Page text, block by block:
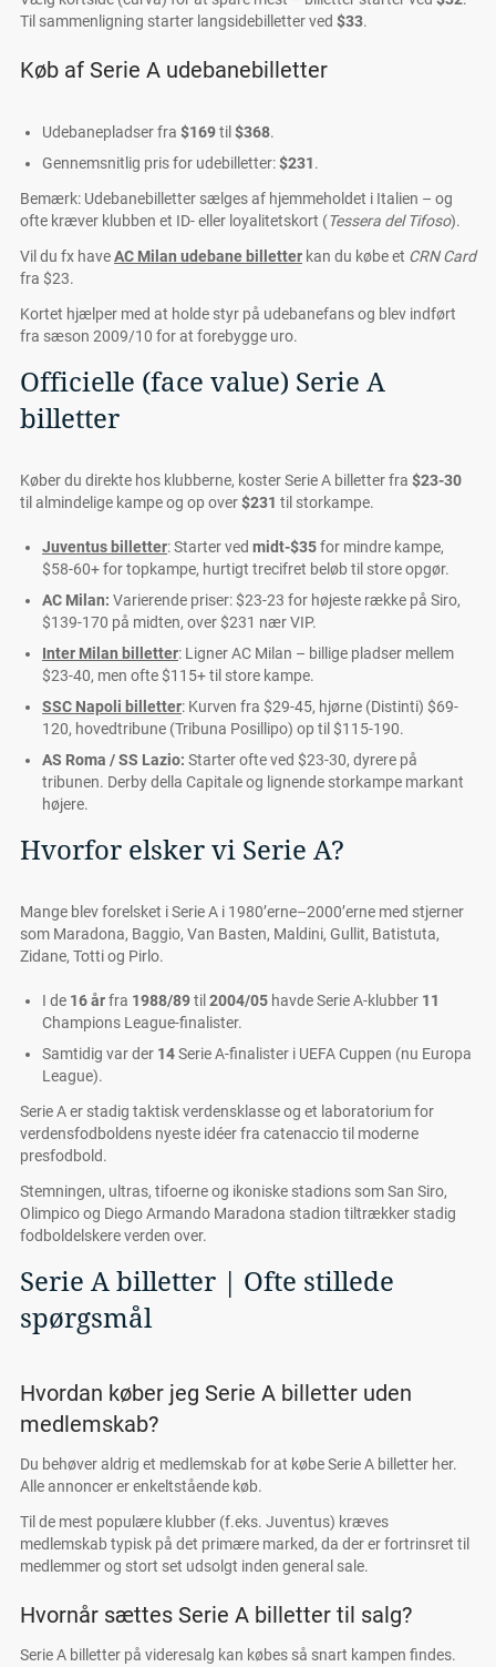
Til sammenligning starter langsidebilletter ved $33.
Køb af Serie A udebanebilletter
Udebanepladser fra $169til $368.
Gennemsnitlig pris for udebilletter:$231.
Bemærk: Udebanebilletter sælges af hjemmeholdet i Italien – og
ofte kræver klubben et ID- eller loyalitetskort (Tessera del Tifoso).
Vil du fx haveAC Milan udebane billetter kan du købe et CRN Card
fra $23.
Kortet hjælper med at holde styr på udebanefans og blev indført
fra sæson 2009/10 for at forebygge uro.
Officielle (face value) Serie A
billetter
Køber du direkte hos klubberne, koster Serie A billetter fra $23-30
til almindelige kampe og op over$231 til storkampe.
Juventus billetter: Starter ved midt-$35for mindre kampe,
$58-60+ for topkampe, hurtigt trecifret beløb til store opgør.
AC Milan: Varierende priser: $23-23 for højeste række på Siro,
$139-170 på midten, over $231 nær VIP.
Inter Milan billetter: Ligner AC Milan – billige pladser mellem
$23-40, men ofte $115+ til store kampe.
SSC Napoli billetter: Kurven fra $29-45, hjørne (Distinti) $69-
120, hovedtribune (Tribuna Posillipo) op til $115-190.
AS Roma / SS Lazio: Starter ofte ved $23-30, dyrere på
tribunen. Derby della Capitale og lignende storkampe markant
højere.
Hvorfor elsker vi Serie A?
Mange blev forelsket i Serie A i 1980’erne–2000’erne med stjerner
som Maradona, Baggio, Van Basten, Maldini, Gullit, Batistuta,
Zidane, Totti og Pirlo.
I de 16 årfra 1988/89til 2004/05 havde Serie A-klubber 11
Champions League-finalister.
Samtidig var der 14Serie A-finalister i UEFA Cuppen (nu Europa
League).
Serie A er stadig taktisk verdensklasse og et laboratorium for
verdensfodboldens nyeste idéer fra catenaccio til moderne
presfodbold.
Stemningen, ultras, tifoerne og ikoniske stadions som San Siro,
Olimpico og Diego Armando Maradona stadion tiltrækker stadig
fodboldelskere verden over.
Serie A billetter | Ofte stillede
spørgsmål
Hvordan køber jeg Serie A billetter uden
medlemskab?
Du behøver aldrig et medlemskab for at købe Serie A billetter her.
Alle annoncer er enkeltstående køb.
Til de mest populære klubber (f.eks. Juventus) kræves
medlemskab typisk på det primære marked, da der er fortrinsret til
medlemmer og stort set udsolgt inden general sale.
Hvornår sættes Serie A billetter til salg?
Serie A billetter på videresalg kan købes så snart kampen findes.